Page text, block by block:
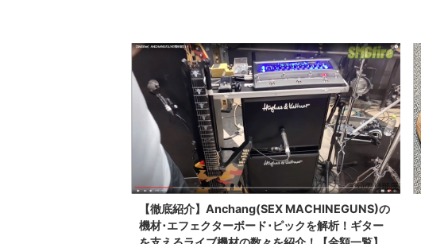
【徹底紹介】Anchang(SEX MACHINEGUNS)の
機材･エフェクターボード･ピックを解析！ギター